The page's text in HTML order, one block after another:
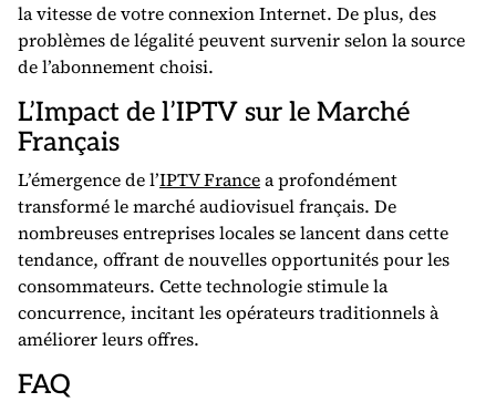
la vitesse de votre connexion Internet. De plus, des
problèmes de légalité peuvent survenir selon la source
de l’abonnement choisi.
L’Impact de l’IPTV sur le Marché
Français
L’émergence de l’IPTV Francea profondément
transformé le marché audiovisuel français. De
nombreuses entreprises locales se lancent dans cette
tendance, offrant de nouvelles opportunités pour les
consommateurs. Cette technologie stimule la
concurrence, incitant les opérateurs traditionnels à
améliorer leurs offres.
FAQ